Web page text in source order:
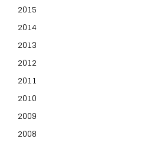
2015
2014
2013
2012
2011
2010
2009
2008